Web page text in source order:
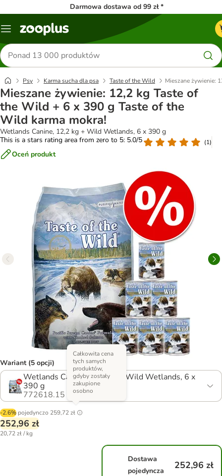
Darmowa dostawa od 99 zł *
Menu
Szukaj
produktów
Psy Karma sucha dla psa Taste of the Wild Mieszane żywienie:
Mieszane żywienie: 12,2 kg Taste of
the Wild + 6 x 390 g Taste of the
Wild karma mokra!
Wetlands Canine, 12,2 kg + Wild Wetlands, 6 x 390 g
This is a stars rating area from zero to 5: 5.0/5
(1)
Oceń produkt
Wariant (5 opcji)
Wetlands Canine, 12,2 kg + Wild Wetlands, 6 x
390 g
772618.15
-2.6% pojedynczo 259,72 zł
Całkowita cena
tych samych
produktów,
gdyby zostały
zakupione
osobno
252,96 zł
20,72 zł / kg
Dostawa
pojedyncza
252,96 zł